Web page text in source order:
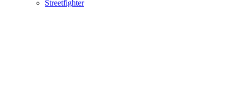
Streetfighter